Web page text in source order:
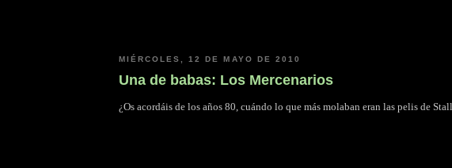
MIÉRCOLES, 12 DE MAYO DE 2010
Una de babas: Los Mercenarios
¿Os acordáis de los años 80, cuándo lo que más molaban eran las pelis de